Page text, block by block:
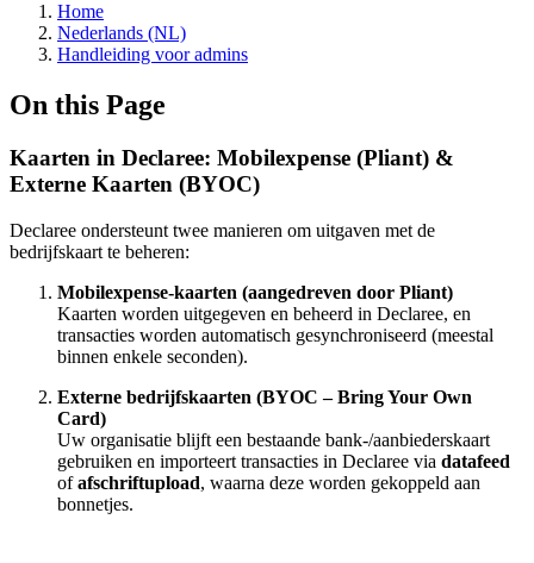
Home
Nederlands (NL)
Handleiding voor admins
On this Page
Kaarten in Declaree: Mobilexpense (Pliant) &
Externe Kaarten (BYOC)
Declaree ondersteunt twee manieren om uitgaven met de
bedrijfskaart te beheren:
Mobilexpense-kaarten (aangedreven door Pliant)
Kaarten worden uitgegeven en beheerd in Declaree, en
transacties worden automatisch gesynchroniseerd (meestal
binnen enkele seconden).
Externe bedrijfskaarten (BYOC – Bring Your Own
Card)
Uw organisatie blijft een bestaande bank-/aanbiederskaart
gebruiken en importeert transacties in Declaree via datafeed
ofafschriftupload, waarna deze worden gekoppeld aan
bonnetjes.